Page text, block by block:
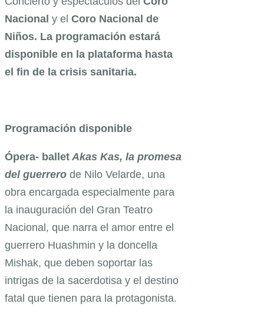
Nacional y el Coro Nacional de
Niños. La programación estará
disponible en la plataforma hasta
el fin de la crisis sanitaria.
Programación disponible
Ópera- ballet Akas Kas, la promesa
del guerrero de Nilo Velarde, una
obra encargada especialmente para
la inauguración del Gran Teatro
Nacional, que narra el amor entre el
guerrero Huashmin y la doncella
Mishak, que deben soportar las
intrigas de la sacerdotisa y el destino
fatal que tienen para la protagonista.